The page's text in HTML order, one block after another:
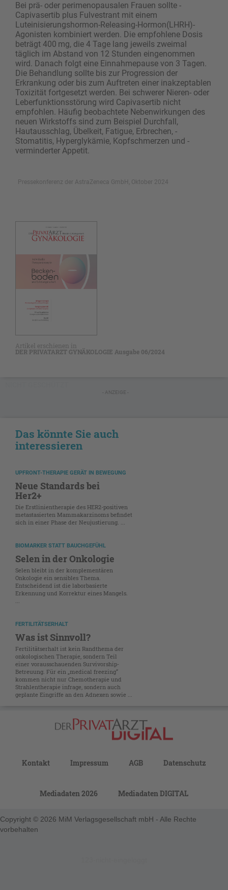
Bei prä- oder perimenopausalen Frauen sollte ­
Capivasertib plus Fulvestrant mit einem
Luteinisierungshormon-Releasing-Hormon(LHRH)-
Agonisten kombiniert werden. Die empfohlene Dosis
beträgt 400 mg, die 4 Tage lang jeweils zweimal
täglich im Abstand von 12 Stunden eingenommen
wird. ­Danach folgt eine Einnahmepause von 3 Tagen.
Die Behandlung sollte bis zur Progression der
Erkrankung oder bis zum Auftreten einer inakzeptablen
Toxizität fortgesetzt werden. Bei schwerer Nieren- oder
Leberfunktionsstörung wird Capivasertib nicht
empfohlen. Häufig beobachtete Nebenwirkungen des
neuen Wirkstoffs sind zum Beispiel Durchfall,
Hautausschlag, Übelkeit, Fatigue, Erbrechen, ­
Stomatitis, Hyperglykämie, Kopfschmerzen und ­
verminderter Appetit.
Pressekonferenz der AstraZeneca GmbH, Oktober 2024
Artikel erschienen in
DER PRIVATARZT GYNÄKOLOGIE Ausgabe 06/2024
- ANZEIGE -
Das könnte Sie auch
interessieren
UPFRONT-THERAPIE GERÄT IN BEWEGUNG
Neue Standards bei
Her2+
Die Erstlinientherapie des HER2-positiven
metastasierten Mammakarzinoms befindet
sich in einer Phase der Neujustierung. ...
BIOMARKER STATT BAUCHGEFÜHL
Selen in der Onkologie
Selen bleibt in der komplementären
Onkologie ein sensibles Thema.
Entscheidend ist die laborbasierte
Erkennung und Korrektur eines Mangels.
FERTILITÄTSERHALT
Was ist Sinnvoll?
Fertilitätserhalt ist kein Randthema der
onkologischen Therapie, sondern Teil
einer vorausschauenden Survivorship-
Betreuung. Für ein „medical freezing“
kommen nicht nur Chemotherapie und
Strahlentherapie infrage, sondern auch
geplante Eingriffe an den Adnexen sowie ...
Kontakt Impressum AGB Datenschutz
Mediadaten 2026 Mediadaten DIGITAL
Copyright © 2026 MiM Verlagsgesellschaft mbH - Alle Rechte
vorbehalten